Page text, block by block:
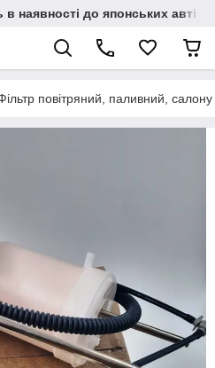
наявності до японських
повітряний, паливний, салону